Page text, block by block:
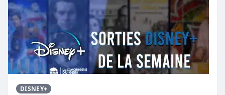
DISNEY+